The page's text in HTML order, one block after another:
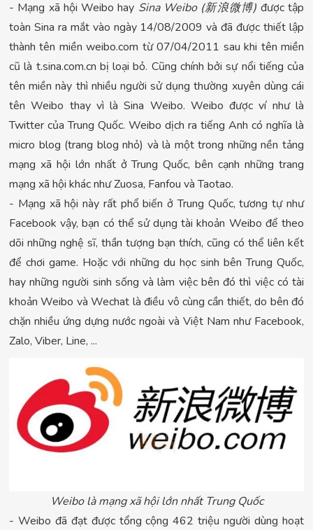
- Mạng xã hội Weibo hay Sina Weibo (新浪微博) được tập
toàn Sina ra mắt vào ngày 14/08/2009 và đã được thiết lập
thành tên miền weibo.com từ 07/04/2011 sau khi tên miền
cũ là t.sina.com.cn bị loại bỏ. Cũng chính bởi sự nổi tiếng của
tên miền này thì nhiều người sử dụng thường xuyên dùng cái
tên Weibo thay vì là Sina Weibo. Weibo được ví như là
Twitter của Trung Quốc. Weibo dịch ra tiếng Anh có nghĩa là
micro blog (trang blog nhỏ) và là một trong những nền tảng
mạng xã hội lớn nhất ở Trung Quốc, bên cạnh những trang
mạng xã hội khác như Zuosa, Fanfou và Taotao.
- Mạng xã hội này rất phổ biến ở Trung Quốc, tương tự như
Facebook vậy, bạn có thể sử dụng tài khoản Weibo để theo
dõi những nghệ sĩ, thần tượng bạn thích, cũng có thể liên kết
để chơi game. Hoặc với những du học sinh bên Trung Quốc,
hay những người sinh sống và làm việc bên đó thì việc có tài
khoản Weibo và Wechat là điều vô cùng cần thiết, do bên đó
chặn nhiều ứng dựng nước ngoài và Việt Nam như Facebook,
Zalo, Viber, Line, ...
Weibo là mạng xã hội lớn nhất Trung Quốc
- Weibo đã đạt được tổng cộng 462 triệu người dùng hoạt